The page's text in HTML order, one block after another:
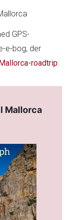
GPS-
e-bog, der
roadtrip:
Mallorca